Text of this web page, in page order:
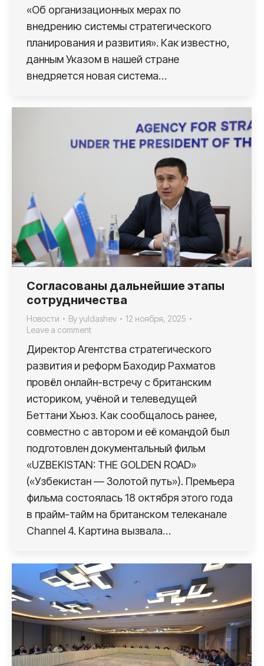
«Об организационных мерах по
внедрению системы стратегического
планирования и развития». Как известно,
данным Указом в нашей стране
внедряется новая система…
Согласованы дальнейшие этапы
сотрудничества
Новости Byyuldashev
12 ноября, 2025
Leave a comment
Директор Агентства стратегического
развития и реформ Баходир Рахматов
провёл онлайн-встречу с британским
историком, учёной и телеведущей
Беттани Хьюз. Как сообщалось ранее,
совместно с автором и её командой был
подготовлен документальный фильм
«UZBEKISTAN: THE GOLDEN ROAD»
(«Узбекистан — Золотой путь»). Премьера
фильма состоялась 18 октября этого года
в прайм-тайм на британском телеканале
Channel 4. Картина вызвала…